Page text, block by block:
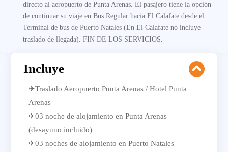
directo al aeropuerto de Punta Arenas. El pasajero tiene la opción
de continuar su viaje en Bus Regular hacia El Calafate desde el
Terminal de bus de Puerto Natales (En El Calafate no incluye
traslado de llegada). FIN DE LOS SERVICIOS.
Incluye
✈Traslado Aeropuerto Punta Arenas / Hotel Punta
Arenas
✈03 noche de alojamiento en Punta Arenas
(desayuno incluido)
✈03 noches de alojamiento en Puerto Natales